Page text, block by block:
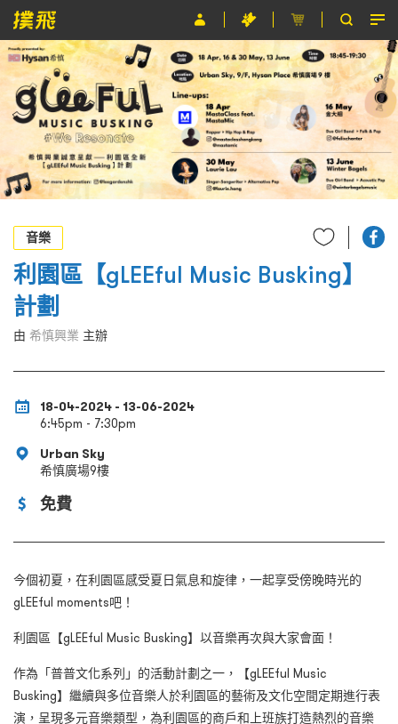
節目
主辦單位
關於撲飛
條款及細則
EN
音樂
利園區【gLEEful Music Busking】
計劃
由 希慎興業 主辦
18-04-2024 - 13-06-2024
6:45pm - 7:30pm
Urban Sky
希慎廣場9樓
免費
今個初夏，在利園區感受夏日氣息和旋律，一起享受傍晚時光的
gLEEful moments吧！
利園區【gLEEful Music Busking】以音樂再次與大家會面！
作為「普普文化系列」的活動計劃之一，【gLEEful Music
Busking】繼續與多位音樂人於利園區的藝術及文化空間定期進行表
演，呈現多元音樂類型，為利園區的商戶和上班族打造熱烈的音樂